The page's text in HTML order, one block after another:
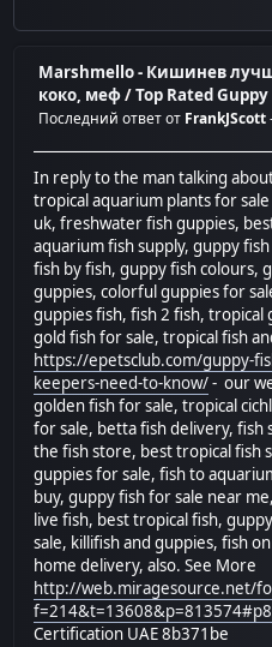
Marshmello - Кишинев
коко, меф/Top Rated
Последний ответ от FrankJScott
In reply to the man talking
tropical aquarium plants for
uk, freshwater fish guppies,
aquarium fish supply, guppy
fish by fish, guppy fish colours,
guppies, colorful guppies for
guppies fish, fish 2 fish, tropical
gold fish for sale, tropical fish
https://epetsclub.com/guppy-
keepers-need-to-know/- our
golden fish for sale, tropical
for sale, betta fish delivery, fish
the fish store, best tropical fish
guppies for sale, fish to
buy, guppy fish for sale near
live fish, best tropical fish,
sale, killifish and guppies, fish
home delivery, also. See More
http://web.miragesource.net/
Certification UAE 8b371be